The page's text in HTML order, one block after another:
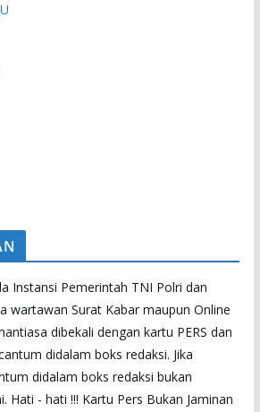
Instansi Pemerintah TNI Polri dan
wartawan Surat Kabar maupun Online
dibekali dengan kartu PERS dan
didalam boks redaksi. Jika
didalam boks redaksi bukan
Hati - hati !!! Kartu Pers Bukan Jaminan